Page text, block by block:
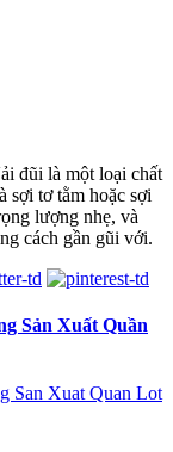
đũi là một loại chất
sợi tơ tằm hoặc sợi
lượng nhẹ, và
cách gần gũi với.
Sản Xuất Quần